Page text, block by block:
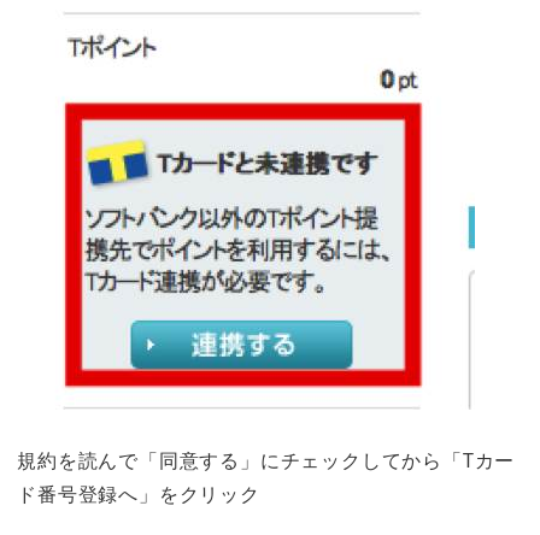
規約を読んで「同意する」にチェックしてから「Tカー
ド番号登録へ」をクリック